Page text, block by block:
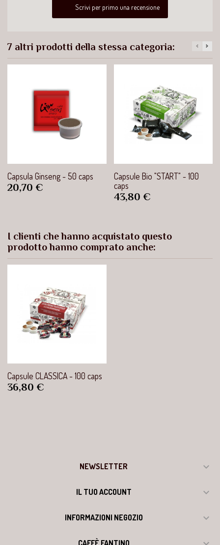
Scrivi per primo una recensione
7 altri prodotti della stessa categoria:
Capsula Ginseng - 50 caps
Prezzo
20,70 €
Capsule Bio "START" - 100
caps
Prezzo
43,80 €
I clienti che hanno acquistato questo
prodotto hanno comprato anche:
Capsule CLASSICA - 100 caps
Prezzo
36,80 €
NEWSLETTER 
IL TUO ACCOUNT 
INFORMAZIONI NEGOZIO 